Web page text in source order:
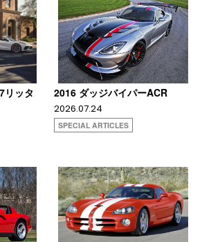
リッタ
2016 ダッジバイパーACR
2026.07.24
SPECIAL ARTICLES